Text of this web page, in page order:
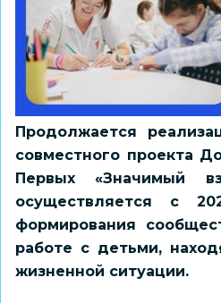
Продолжается
совместного проекта
Первых «Значимый
осуществляется с
формирования
работе с детьми,
жизненной ситуации.